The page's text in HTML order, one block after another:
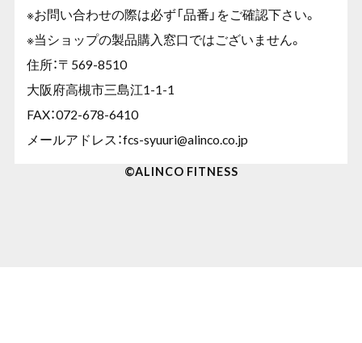
※お問い合わせの際は必ず「品番」をご確認下さい。
※当ショップの製品購入窓口ではございません。
住所：〒569-8510
大阪府高槻市三島江1-1-1
FAX：072-678-6410
メールアドレス：fcs-syuuri@alinco.co.jp
©︎ALINCO FITNESS